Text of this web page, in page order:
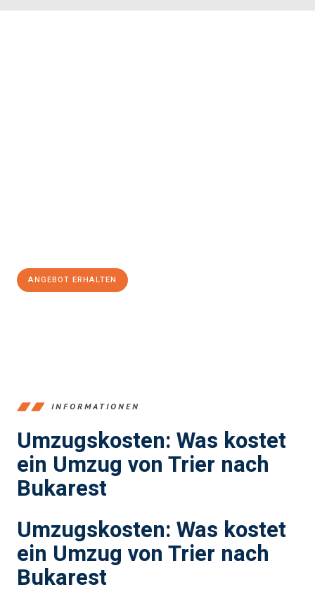
ANGEBOT ERHALTEN
INFORMATIONEN
Umzugskosten: Was kostet
ein Umzug von Trier nach
Bukarest
Umzugskosten: Was kostet
ein Umzug von Trier nach
Bukarest